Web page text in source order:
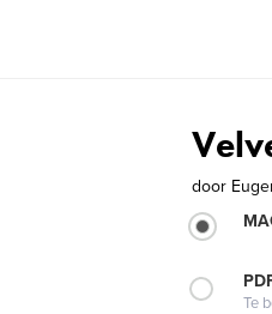
door
Te